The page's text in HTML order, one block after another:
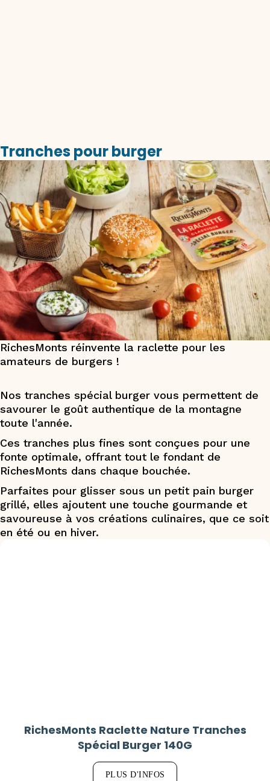
Tranches pour burger
RichesMonts réinvente la raclette pour les
amateurs de burgers ! ​
Nos tranches spécial burger vous permettent de
savourer le goût authentique de la montagne
toute l'année.​
Ces tranches plus fines sont conçues pour une
fonte optimale, offrant tout le fondant de
RichesMonts dans chaque bouchée.​
Parfaites pour glisser sous un petit pain burger
grillé, elles ajoutent une touche gourmande et
savoureuse à vos créations culinaires, que ce soit
en été ou en hiver.
RichesMonts Raclette Nature Tranches
Spécial Burger 140G
PLUS D'INFOS